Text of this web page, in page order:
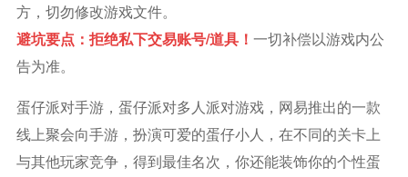
方，切勿修改游戏文件。
避坑要点：拒绝私下交易账号/道具！ 一切补偿以游戏内公
告为准。
蛋仔派对手游，蛋仔派对多人派对游戏，网易推出的一款
线上聚会向手游，扮演可爱的蛋仔小人，在不同的关卡上
与其他玩家竞争，得到最佳名次，你还能装饰你的个性蛋